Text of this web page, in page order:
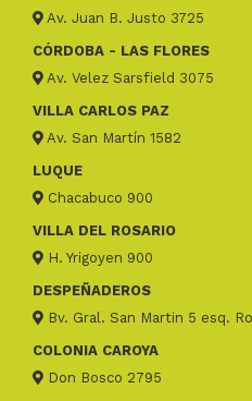
Av. Juan B. Justo 3725
CÓRDOBA - LAS FLORES
Av. Velez Sarsfield 3075
VILLA CARLOS PAZ
Av. San Martín 1582
LUQUE
Chacabuco 900
VILLA DEL ROSARIO
H. Yrigoyen 900
DESPEÑADEROS
Bv. Gral. San Martin 5 esq.
COLONIA CAROYA
Don Bosco 2795